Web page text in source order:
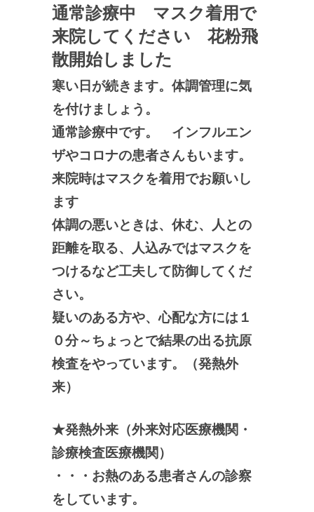
通常診療中 マスク着用で
来院してください 花粉飛
散開始しました
寒い日が続きます。体調管理に気
を付けましょう。
通常診療中です。 インフルエン
ザやコロナの患者さんもいます。
来院時はマスクを着用でお願いし
ます
体調の悪いときは、休む、人との
距離を取る、人込みではマスクを
つけるなど工夫して防御してくだ
さい。
疑いのある方や、心配な方には１
０分～ちょっとで結果の出る抗原
検査をやっています。（発熱外
来）
★発熱外来（外来対応医療機関・
診療検査医療機関）
・・・お熱のある患者さんの診察
をしています。